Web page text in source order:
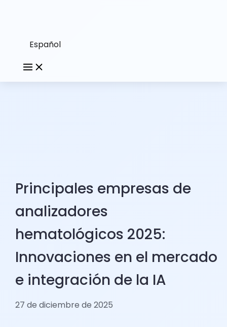
Español
Principales empresas de
analizadores
hematológicos 2025:
Innovaciones en el mercado
e integración de la IA
27 de diciembre de 2025